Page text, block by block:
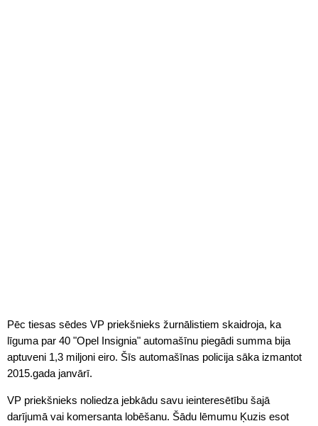
Pēc tiesas sēdes VP priekšnieks žurnālistiem skaidroja, ka
līguma par 40 "Opel Insignia" automašīnu piegādi summa bija
aptuveni 1,3 miljoni eiro. Šīs automašīnas policija sāka izmantot
2015.gada janvārī.
VP priekšnieks noliedza jebkādu savu ieinteresētību šajā
darījumā vai komersanta lobēšanu. Šādu lēmumu Ķuzis esot